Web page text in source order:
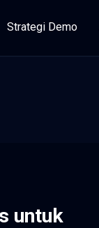
Strategi Demo
untuk